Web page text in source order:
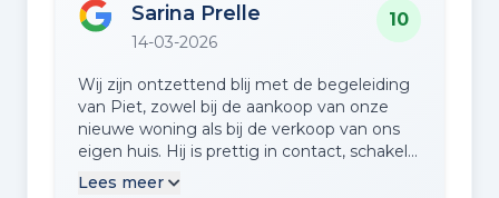
Sarina Prelle
14-03-2026
10
Wij zijn ontzettend blij met de begeleiding
van Piet, zowel bij de aankoop van onze
nieuwe woning als bij de verkoop van ons
eigen huis. Hij is prettig in contact, schakelt
snel en pakt echt door wanneer dat nodig
Lees meer